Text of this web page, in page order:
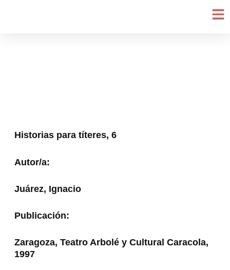
Historias para títeres, 6
Autor/a:
Juárez, Ignacio
Publicación:
Zaragoza, Teatro Arbolé y Cultural Caracola,
1997